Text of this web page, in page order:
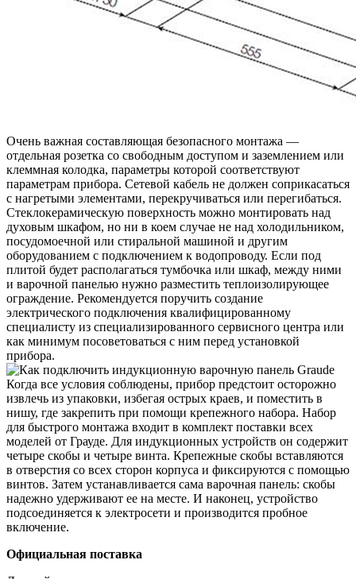
Очень важная составляющая безопасного монтажа —
отдельная розетка со свободным доступом и заземлением или
клеммная колодка, параметры которой соответствуют
параметрам прибора. Сетевой кабель не должен соприкасаться
с нагретыми элементами, перекручиваться или перегибаться.
Стеклокерамическую поверхность можно монтировать над
духовым шкафом, но ни в коем случае не над холодильником,
посудомоечной или стиральной машиной и другим
оборудованием с подключением к водопроводу. Если под
плитой будет располагаться тумбочка или шкаф, между ними
и варочной панелью нужно разместить теплоизолирующее
ограждение. Рекомендуется поручить создание
электрического подключения квалифицированному
специалисту из специализированного сервисного центра или
как минимум посоветоваться с ним перед установкой
прибора.
Когда все условия соблюдены, прибор предстоит осторожно
извлечь из упаковки, избегая острых краев, и поместить в
нишу, где закрепить при помощи крепежного набора. Набор
для быстрого монтажа входит в комплект поставки всех
моделей от Грауде. Для индукционных устройств он содержит
четыре скобы и четыре винта. Крепежные скобы вставляются
в отверстия со всех сторон корпуса и фиксируются с помощью
винтов. Затем устанавливается сама варочная панель: скобы
надежно удерживают ее на месте. И наконец, устройство
подсоединяется к электросети и производится пробное
включение.
Официальная поставка